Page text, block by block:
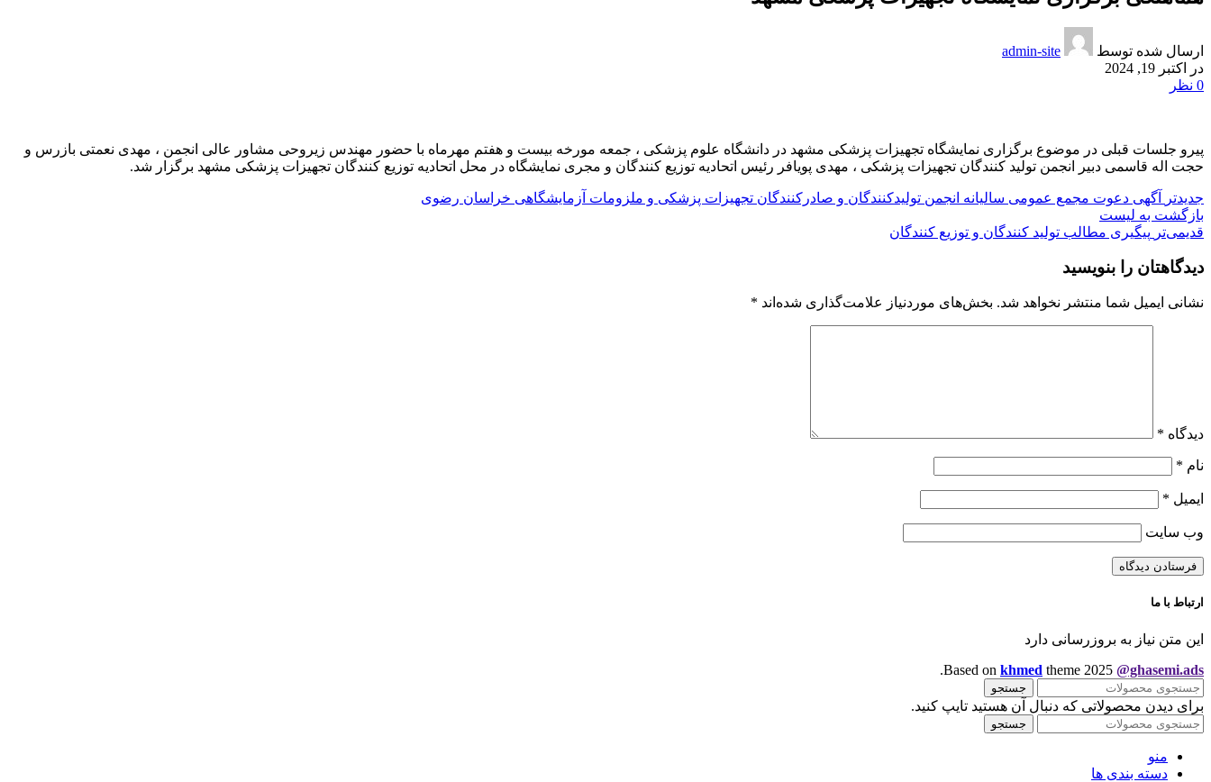
ارسال شده توسط
admin-site
در اکتبر 19, 2024
0 نظر
پیرو‌ جلسات قبلی در موضوع برگزاری نمایشگاه تجهیزات پزشکی مشهد در دانشگاه علوم پزشکی ، جمعه مورخه بیست و هفتم مهرماه با حضور مهندس زیروحی مشاور عالی انجمن ، مهدی نعمتی بازرس و
حجت اله قاسمی دبیر انجمن تولید کنندگان تجهیزات پزشکی ، مهدی پویافر رئیس اتحادیه توزیع کنندگان و مجری نمایشگاه در محل اتحادیه توزیع کنندگان تجهیزات پزشکی مشهد برگزار شد.
جدیدتر
آگهی دعوت مجمع عمومی سالیانه انجمن تولیدکنندگان و صادرکنندگان تجهیزات پزشکی و ملزومات آزمایشگاهی خراسان رضوی
بازگشت به لیست
قدیمی‌تر پیگیری مطالب تولید کنندگان و‌ توزیع کنندگان
دیدگاهتان را بنویسید
نشانی ایمیل شما منتشر نخواهد شد. بخش‌های موردنیاز علامت‌گذاری شده‌اند *
دیدگاه *
نام *
ایمیل *
وب‌ سایت
ارتباط با ما
این متن نیاز به بروزرسانی دارد
Based on khmed theme 2025 @ghasemi.ads
.
جستجو
برای دیدن محصولاتی که دنبال آن هستید تایپ کنید.
جستجو
منو
دسته بندی ها